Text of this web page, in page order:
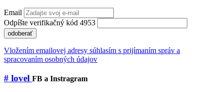
Email
Odpíšte verifikačný kód 4953
odoberať
Vložením emailovej adresy súhlasím s prijímaním správ a
spracovaním osobných údajov
# lovel FB a Instragram